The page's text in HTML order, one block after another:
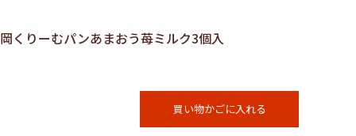
くりーむパンあまおう苺ミルク3個入
買い物かごに入れる